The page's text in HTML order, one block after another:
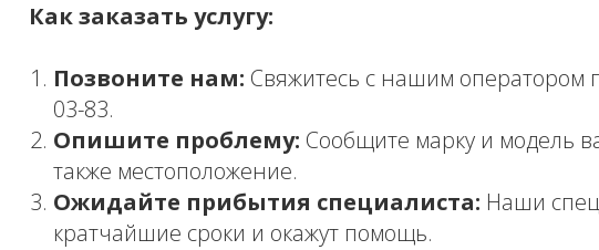
Как заказать услугу:
Позвоните нам: Свяжитесь с нашим оператором
03-83.
Опишите проблему: Сообщите марку и модель
также местоположение.
Ожидайте прибытия специалиста: Наши
кратчайшие сроки и окажут помощь.